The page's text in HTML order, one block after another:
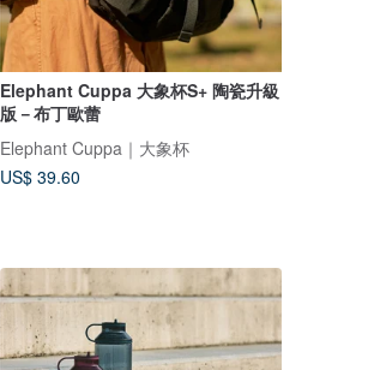
Elephant Cuppa 大象杯S+ 陶瓷升級
版－布丁歐蕾
Elephant Cuppa｜大象杯
US$ 39.60